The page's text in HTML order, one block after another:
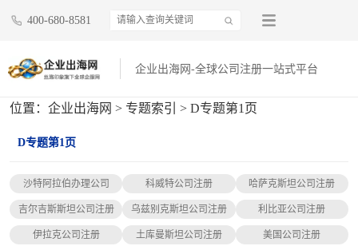
400-680-8581
企业出海网-全球公司注册一站式平台
位置： 企业出海网 > 专题索引 > D专题第1页
D专题第1页
沙特阿拉伯办理公司 科威特公司注册 哈萨克斯坦公司注册
吉尔吉斯斯坦公司注册 乌兹别克斯坦公司注册 利比亚公司注册
伊拉克公司注册 土库曼斯坦公司注册 美国公司注册